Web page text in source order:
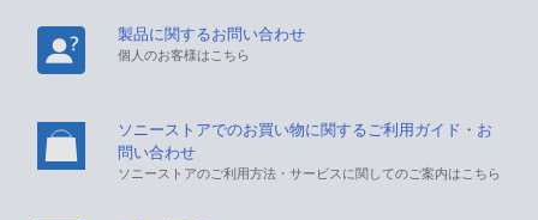
製品に関するお問い合わせ
個人のお客様はこちら
ソニーストアでのお買い物に関するご利用ガイド・お
問い合わせ
ソニーストアのご利用方法・サービスに関してのご案内はこちら